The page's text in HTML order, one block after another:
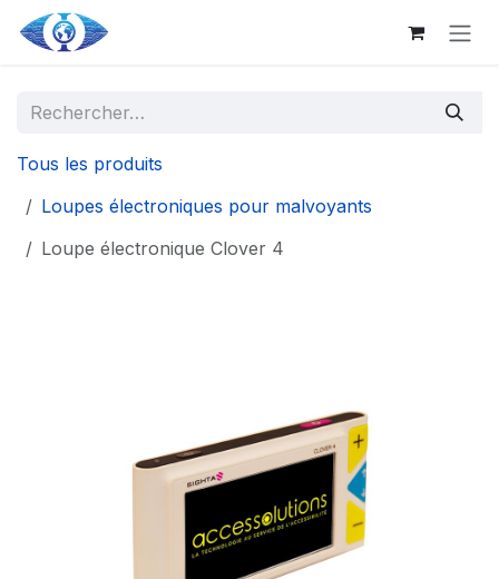
Aller au contenu principal
Se rendre au contenu
Tous les produits
Loupes électroniques pour malvoyants
Loupe électronique Clover 4